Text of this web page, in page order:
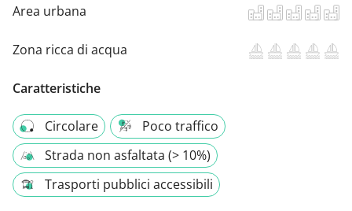
Area urbana
Zona ricca di acqua
Caratteristiche
Circolare
Poco traffico
Strada non asfaltata (> 10%)
Trasporti pubblici accessibili